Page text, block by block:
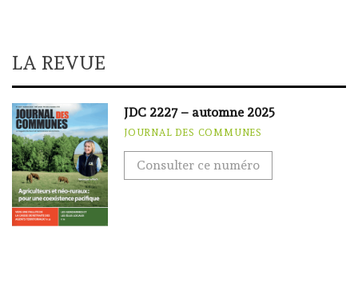
LA REVUE
JDC 2227 – automne 2025
JOURNAL DES COMMUNES
Consulter ce numéro